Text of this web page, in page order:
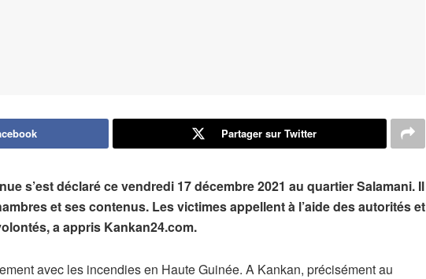
Partager sur Twitter
s’est déclaré ce vendredi 17 décembre 2021 au quartier Salamani. Il
et ses contenus. Les victimes appellent à l’aide des autorités et
a appris Kankan24.com.
avec les incendies en Haute Guinée. A Kankan, précisément au